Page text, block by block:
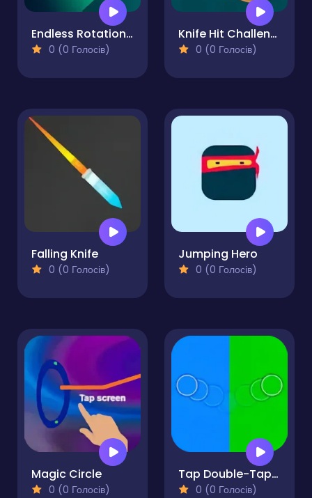
Endless Rotation - Spinner Challenge
0 (0 Голосів)
Knife Hit Challenge
0 (0 Голосів)
Falling Knife
0 (0 Голосів)
Jumping Hero
0 (0 Голосів)
Magic Circle
0 (0 Голосів)
Tap Double-Tap REMAKE!
0 (0 Голосів)